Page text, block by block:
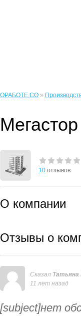
ОРАБОТЕ.CO »
Мегастор
10 отзывов
О компании
Отзывы о
Сказал Татьяна
11 лет назад
[subject]нет